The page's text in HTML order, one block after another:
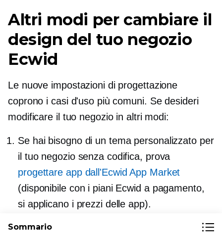
Altri modi per cambiare il
design del tuo negozio
Ecwid
Le nuove impostazioni di progettazione
coprono i casi d'uso più comuni. Se desideri
modificare il tuo negozio in altri modi:
Se hai bisogno di un tema personalizzato per
il tuo negozio senza codifica, prova
progettare app dall'Ecwid App Market
(disponibile con i piani Ecwid a pagamento,
si applicano i prezzi delle app).
Crea un tema CSS personalizzato (un set di
Sommario